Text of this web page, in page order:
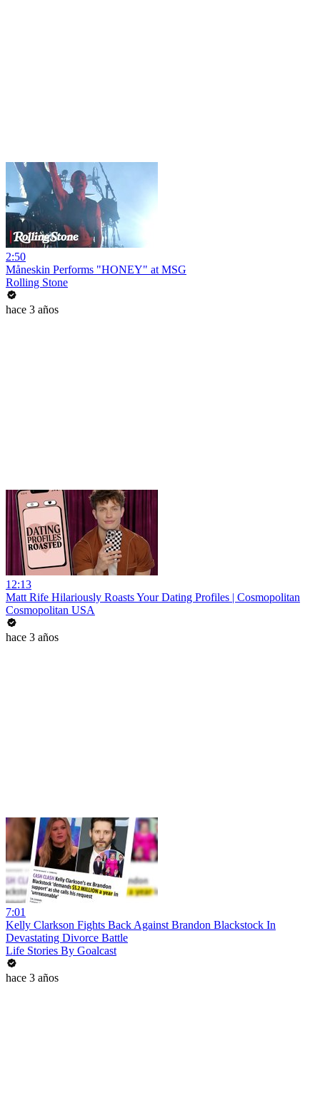
2:50
Måneskin Performs "HONEY" at MSG
Rolling Stone
hace 3 años
12:13
Matt Rife Hilariously Roasts Your Dating Profiles | Cosmopolitan
Cosmopolitan USA
hace 3 años
7:01
Kelly Clarkson Fights Back Against Brandon Blackstock In
Devastating Divorce Battle
Life Stories By Goalcast
hace 3 años